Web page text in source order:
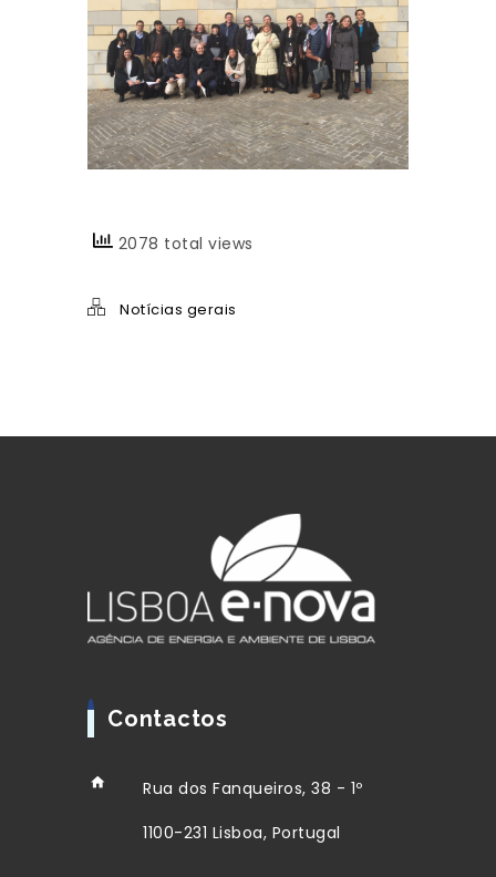
2078 total views
Notícias gerais
Contactos
Rua dos Fanqueiros, 38 - 1º
1100-231 Lisboa, Portugal